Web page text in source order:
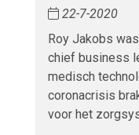
22-7-2020
Roy Jakobs
chief business
medisch
coronacrisis
voor het